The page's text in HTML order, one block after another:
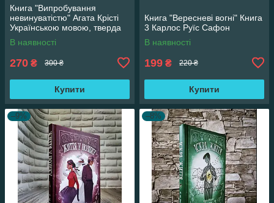
Книга "Випробування
невинуватістю" Агата Крісті
Українською мовою, тверда
обкладинка
В наявності
270 ₴ 300 ₴
Купити
Книга "Вересневі вогні" Книга
3 Карлос Руїс Сафон
В наявності
199 ₴ 220 ₴
Купити
–9% –8%